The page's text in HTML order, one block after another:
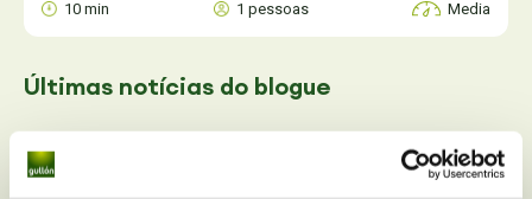
10 min 1 pessoas Media
Últimas notícias do blogue